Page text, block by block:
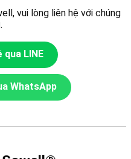
vui lòng liên hệ với chúng
qua LINE
WhatsApp